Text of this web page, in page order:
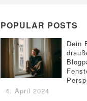
POPULAR POSTS
Dein
4. April 2024